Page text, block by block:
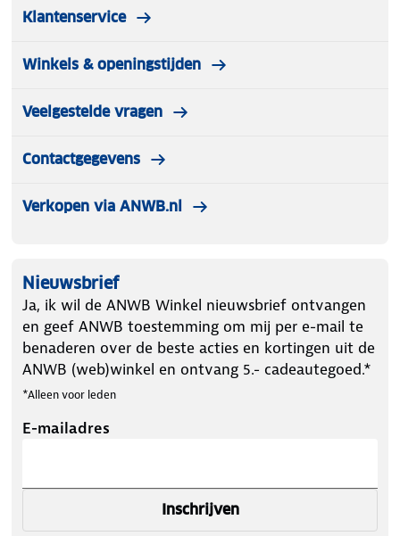
Klantenservice
Winkels & openingstijden
Veelgestelde vragen
Contactgegevens
Verkopen via ANWB.nl
Nieuwsbrief
Ja, ik wil de ANWB Winkel nieuwsbrief ontvangen
en geef ANWB toestemming om mij per e-mail te
benaderen over de beste acties en kortingen uit de
ANWB (web)winkel en ontvang 5.- cadeautegoed.*
*Alleen voor leden
E-mailadres
Inschrijven